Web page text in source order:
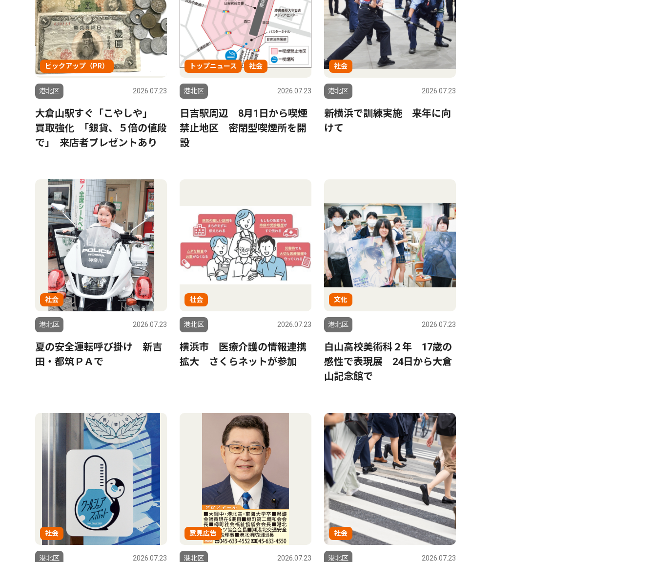
ピックアップ（PR）
港北区 2026.07.23
大倉山駅すぐ「こやしや」
買取強化 ｢銀貨、５倍の値段
で｣ 来店者プレゼントあり
トップニュース 社会
港北区 2026.07.23
日吉駅周辺 8月1日から喫煙
禁止地区 密閉型喫煙所を開
設
社会
港北区 2026.07.23
新横浜で訓練実施 来年に向
けて
社会
港北区 2026.07.23
夏の安全運転呼び掛け 新吉
田・都筑ＰＡで
社会
港北区 2026.07.23
横浜市 医療介護の情報連携
拡大 さくらネットが参加
文化
港北区 2026.07.23
白山高校美術科２年 17歳の
感性で表現展 24日から大倉
山記念館で
社会
港北区 2026.07.23
意見広告
港北区 2026.07.23
社会
港北区 2026.07.23